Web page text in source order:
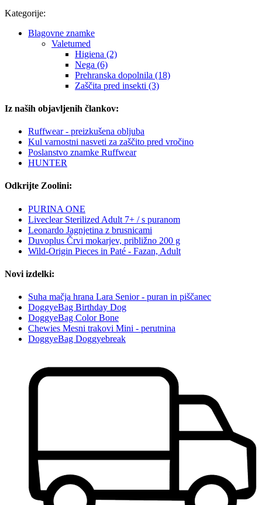
Kategorije:
Blagovne znamke
Valetumed
Higiena (2)
Nega (6)
Prehranska dopolnila (18)
Zaščita pred insekti (3)
Iz naših objavljenih člankov:
Ruffwear - preizkušena obljuba
Kul varnostni nasveti za zaščito pred vročino
Poslanstvo znamke Ruffwear
HUNTER
Odkrijte Zoolini:
PURINA ONE
Liveclear Sterilized Adult 7+ / s puranom
Leonardo Jagnjetina z brusnicami
Duvoplus Črvi mokarjev, približno 200 g
Wild-Origin Pieces in Paté - Fazan, Adult
Novi izdelki:
Suha mačja hrana Lara Senior - puran in piščanec
DoggyeBag Birthday Dog
DoggyeBag Color Bone
Chewies Mesni trakovi Mini - perutnina
DoggyeBag Doggyebreak